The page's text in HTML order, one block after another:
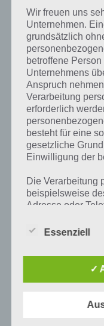
HUNGRY
UND
PAUL STELZER-17.
[caption
width="124"]
Nachdem wir euch
Tipps, Tricks und
2. Artikel zum…
Wir freuen uns
Unternehmen.
grundsätzlich
betroffene
Unternehmens
Anspruch
Verarbeitung
erforderlich
besteht für eine
gesetzliche
Einwilligung der
Die Verarbeitung
beispielsweise
Adresse oder
Datenschutz-
Mittels dieser
Unternehmen die
verarbeiteten
Essenziell
✓